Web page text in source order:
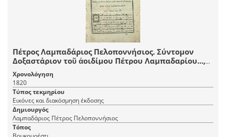
Πέτρος Λαμπαδάριος Πελοποννήσιος. Σύντομον
Δοξαστάριον τοῦ ἀοιδίμου Πέτρου Λαμπαδαρίου...,
μεταφρασθὲν κατὰ τὴν νέαν μέθοδον τῆς μουσικῆς
τῶν μουσικολογιωτάτων διδασκάλων τοῦ νέου
συστήματος..., Βουκουρέστι, Τυπογραφεῖο
Βουκουρεστίου, 1820.
Χρονολόγηση
1820
Τύπος τεκμηρίου
Εικόνες και διακόσμηση έκδοσης
Δημιουργός
Λαμπαδάριος Πέτρος Πελοποννήσιος
Τόπος